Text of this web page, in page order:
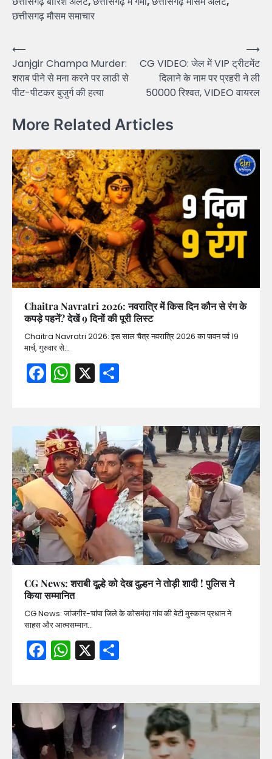
छत्तीसगढ़ मौसम समाचार
Post
navigation
⟵
Janjgir Champa Murder:
शराब पीने से मना करने पर लाठी से
पीट-पीटकर बुजुर्ग की हत्या
CG VIDEO: जेल में VIP ट्रीटमेंट
दिलाने के नाम पर प्रहरी ने ली
50000 रिश्वत, VIDEO वायरल
⟶
More Related Articles
Chaitra Navratri 2026: नवरात्रि में किस दिन कौन से रंग के
कपड़े पहनें? देखें 9 दिनों की पूरी लिस्ट
Chaitra Navratri 2026: इस साल चैत्र नवरात्रि 2026 का पावन पर्व 19
मार्च, गुरुवार से…
Facebook
WhatsApp
X
CG News: शराबी दूल्हे को देख दुल्हन ने तोड़ी शादी ! पुलिस ने
किया सम्मानित
CG News: जांजगीर-चांपा जिले के कोसमंदा गांव की बेटी मुस्कान प्रधान ने
साहस और आत्मसम्मान…
Facebook
WhatsApp
X